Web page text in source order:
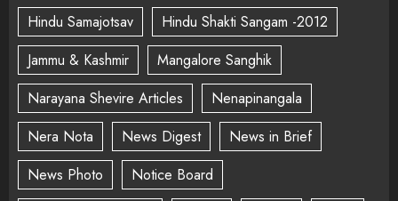
Hindu Samajotsav
Hindu Shakti Sangam -2012
Jammu & Kashmir
Mangalore Sanghik
Narayana Shevire Articles
Nenapinangala
Nera Nota
News Digest
News in Brief
News Photo
Notice Board